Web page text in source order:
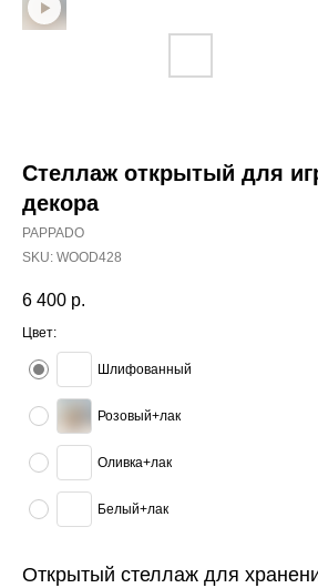
Стеллаж открытый для
декора
PAPPADO
SKU: WOOD428
6 400 р.
Цвет:
Шлифованный
Розовый+лак
Оливка+лак
Белый+лак
Открытый стеллаж для